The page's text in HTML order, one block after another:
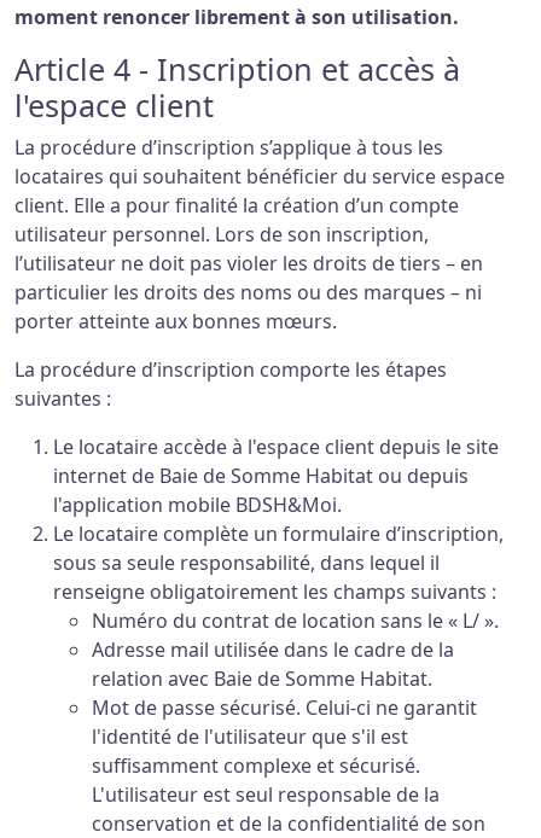
moment renoncer librement à son utilisation.
Article 4 - Inscription et accès à
l'espace client
La procédure d’inscription s’applique à tous les
locataires qui souhaitent bénéficier du service espace
client. Elle a pour finalité la création d’un compte
utilisateur personnel. Lors de son inscription,
l’utilisateur ne doit pas violer les droits de tiers – en
particulier les droits des noms ou des marques – ni
porter atteinte aux bonnes mœurs.
La procédure d’inscription comporte les étapes
suivantes :
Le locataire accède à l'espace client depuis le site
internet de Baie de Somme Habitat ou depuis
l'application mobile BDSH&Moi.
Le locataire complète un formulaire d’inscription,
sous sa seule responsabilité, dans lequel il
renseigne obligatoirement les champs suivants :
Numéro du contrat de location sans le « L/ ».
Adresse mail utilisée dans le cadre de la
relation avec Baie de Somme Habitat.
Mot de passe sécurisé. Celui-ci ne garantit
l'identité de l'utilisateur que s'il est
suffisamment complexe et sécurisé.
L'utilisateur est seul responsable de la
conservation et de la confidentialité de son